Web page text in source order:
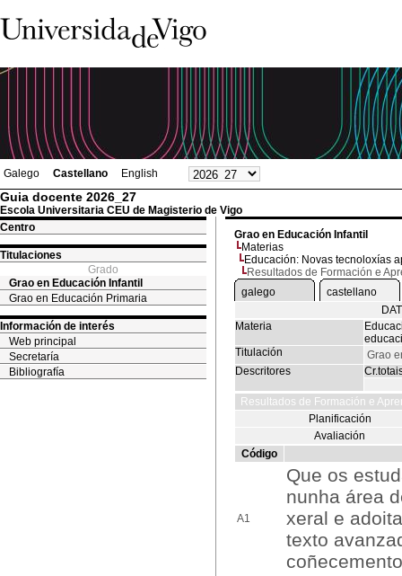
Galego Castellano English
Guia docente 2026_27
Escola Universitaria CEU de Magisterio de Vigo
Centro
Titulaciones
Grado
Grao en Educación Infantil
Grao en Educación Primaria
Información de interés
Web principal
Secretaría
Bibliografía
Grao en Educación Infantil
Materias
Educación: Novas tecnoloxías
Resultados de Formación e
galego
castellano
Materia
Titulación
Grao
Descritores
Resultados de Formación e
Planificación
Avaliación
Código
A1
Que os
nunha área
xeral e
texto